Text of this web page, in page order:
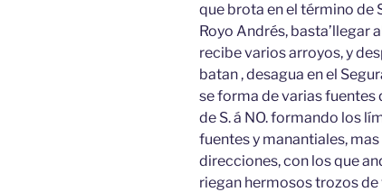
que brota en el término de
Royo Andrés, basta’llegar
recibe varios arroyos, y
batan , desagua en el
se forma de varias fuentes
de S. á NO. formando los
fuentes y manantiales,
direcciones, con los que
riegan hermosos trozos